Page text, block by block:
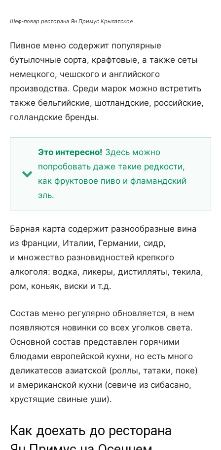
Шеф-повар ресторана Ян Примус Крылатское
Пивное меню содержит популярные
бутылочные сорта, крафтовые, а также сеты
немецкого, чешского и английского
производства. Среди марок можно встретить
также бельгийские, шотландские, российские,
голландские бренды.
Это интересно! Здесь можно
попробовать даже такие редкости,
как фруктовое пиво и фламандский
эль.
Барная карта содержит разнообразные вина
из Франции, Италии, Германии, сидр,
и множество разновидностей крепкого
алкоголя: водка, ликеры, дистилляты, текила,
ром, коньяк, виски и т.д.
Состав меню регулярно обновляется, в нем
появляются новинки со всех уголков света.
Основной состав представлен горячими
блюдами европейской кухни, но есть много
деликатесов азиатской (роллы, татаки, поке)
и американской кухни (севиче из сибасано,
хрустящие свиные уши).
Как доехать до ресторана